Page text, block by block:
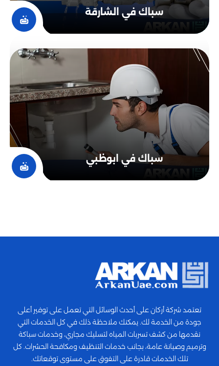
الخدمات الهامة للحفاظ على النظافة والصحة العامة، وتقديم
الخدمات الفعالة والسريعة لتقليل المشكلات المتعلقة
بانسداد المجاري وتسربات المياه.
لتسليك المجاري وحل جميع المشاكل المتعلقة بالصرف
الصحي.
وتعد الخدمات المقدمة باستخدام أحدث التقنيات والتجهيزات
والمعدات، وتتميز بالإنجاز السريع وكفاءة عالية. ويتم تقديم
تلك الخدمات بأسعار مناسبة ومنافسة للمستهلكين.
بناء وصيانة شبكات المياه والصرف
نقوم في شركة السباكة في الإمارات ببناء وصيانة شبكات
المياه والصرف الصحي، لتوفير مياه نظيفة وتجنب التسربات
والفيضانات.
والمصانع والوجهات السياحية، ويحرصون على استخدام أفضل
سباك في الشارقة
سباك في ابوظبي
تعتمد شركة أركان على أحدث الوسائل التي تعمل على توفير أعلى
جودة من الخدمة لك. يمكنك ملاحظة ذلك في كل الخدمات التي
نقدمها من كشف تسربات المياه لتسليك مجاري، وخدمات سباكة
وترميم وصيانة عامة، بجانب خدمات التنظيف ومكافحة الحشرات. كل
تلك الخدمات قادرة على التفوق على مستوى توقعاتك.